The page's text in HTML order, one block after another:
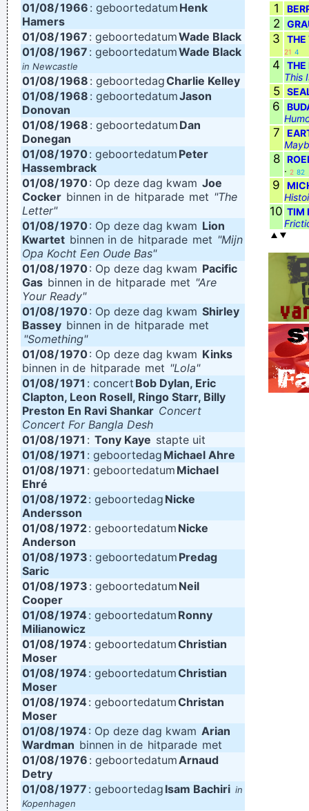
01/08/1966 : geboortedatum Henk
Hamers
01/08/1967 : geboortedatumWade Black
01/08/1967 : geboortedatumWade Black
in Newcastle
01/08/1968 : geboortedagCharlie Kelley
01/08/1968 : geboortedatumJason
Donovan
01/08/1968 : geboortedatum Dan
Donegan
01/08/1970: geboortedatum Peter
Hassembrack
01/08/1970: Op deze dag kwam Joe
Cocker binnen in de hitparade met "The
Letter"
01/08/1970: Op deze dag kwam Lion
Kwartet binnen in de hitparade met "Mijn
Opa Kocht Een Oude Bas"
01/08/1970: Op deze dag kwam Pacific
Gas binnen in de hitparade met "Are
Your Ready"
01/08/1970: Op deze dag kwam Shirley
Bassey binnen in de hitparade met
"Something"
01/08/1970: Op deze dag kwam Kinks
binnen in de hitparade met "Lola"
01/08/1971 : concert Bob Dylan, Eric
Clapton, Leon Rosell, Ringo Starr, Billy
Preston En Ravi Shankar Concert
Concert For Bangla Desh
01/08/1971 : Tony Kaye stapte uit
01/08/1971 : geboortedag Michael Ahre
01/08/1971 : geboortedatum Michael
Ehré
01/08/1972: geboortedag Nicke
Andersson
01/08/1972: geboortedatum Nicke
Anderson
01/08/1973 : geboortedatum Predag
Saric
01/08/1973 : geboortedatum Neil
Cooper
01/08/1974 : geboortedatum Ronny
Milianowicz
01/08/1974: geboortedatumChristian
Moser
01/08/1974 : geboortedatumChristian
Moser
01/08/1974: geboortedatumChristan
Moser
01/08/1974 : Op deze dag kwam Arian
Wardman binnen in de hitparade met
01/08/1976 : geboortedatumArnaud
Detry
01/08/1977 : geboortedag Isam Bachiri in
Kopenhagen
1
2
3 THE
21 4
4
THE
This
5
6
7
8
· 2 82
9
10 TIM